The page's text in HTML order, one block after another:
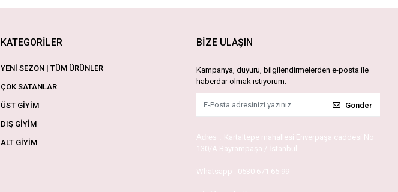
KATEGORİLER
YENİ SEZON | TÜM ÜRÜNLER
ÇOK SATANLAR
ÜST GİYİM
DIŞ GİYİM
ALT GİYİM
BİZE ULAŞIN
Kampanya, duyuru, bilgilendirmelerden e-posta ile
haberdar olmak istiyorum.
Gönder
Adres : Kartaltepe mahallesi Enverpaşa caddesi No
130/A Bayrampaşa / İstanbul
Whatsapp : 0530 671 65 99